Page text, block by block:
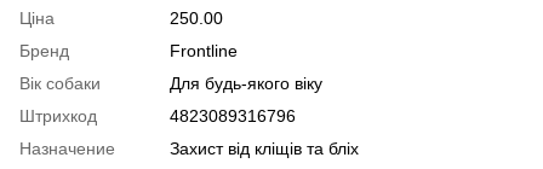
Ціна
250.00
Бренд
Frontline
Вік собаки
Для будь-якого віку
Штрихкод
4823089316796
Назначение
Захист від кліщів та бліх